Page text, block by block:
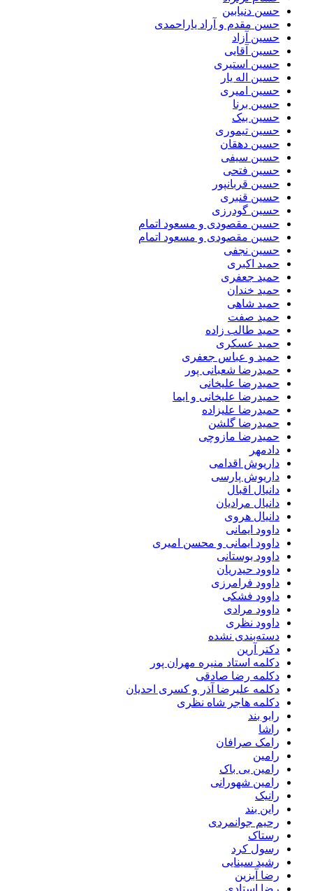
حسن دنیابین
حسن مقدم و آراد یاراحمدی
حسین آزاد
حسین آقایی
حسین استیری
حسین اله یار
حسین امیری
حسین برنا
حسین بیک
حسین تیموری
حسین دهقان
حسین سیفی
حسین فتحی
حسین قربانپور
حسین قنبری
حسین گودرزی
حسین مقصودى و مسعود اتمام
حسین مقصودی و مسعود اتمام
حسین نجفی
حمید اکبری
حمید جعفری
حمید خندان
حمید شاهی
حمید صفت
حمید طالب زاده
حمید عسکری
حمید و عباس جعفری
حمیدرضا شعبانی پور
حمیدرضا علیخانی
حمیدرضا علیخانی و ایما
حمیدرضا علیزاده
حمیدرضا گلشن
حمیدرضا مازوچی
دادمهر
داریوش اقدامی
داریوش پارسی
دانیال اقبال
دانیال مرادیان
دانیال هروی
داوود ایمانی
داوود ایمانی و محسن امیری
داوود بوستانی
داوود حیدریان
داوود فرامرزی
داوود فشکی
داوود مرادی
داوود نظری
دسته‌بندی نشده
دکتر آرین
دکلمه استاد منیره مهران پور
دکلمه رضا صادقی
دکلمه علیرضا آذر و کسری احدیان
دکلمه هاجر شاه نظری
رابو بند
راشا
رامک صرافان
رامین
رامین بی باک
رامین شهورانی
رانیک
راین بند
رحیم جوانمردی
رستاک
رسول کرد
رشید سینایی
رضا آبزین
رضا استادی